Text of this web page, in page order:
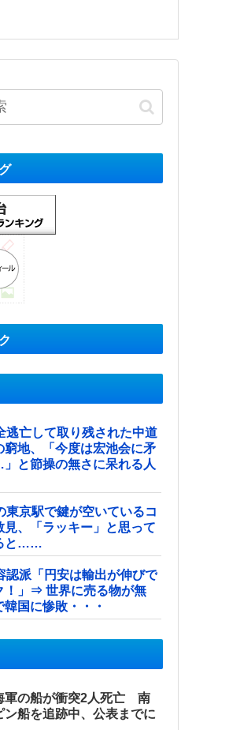
逃亡して取り残された中道
窮地、「今度は宏池会に矛
と節操の無さに呆れる人
東京駅で鍵が空いているコ
見、「ラッキー」と思って
と……
認派「円安は輸出が伸びで
！」⇒ 世界に売る物が無
国に惨敗・・・
軍の船が衝突2人死亡 南
ン船を追跡中、公表までに